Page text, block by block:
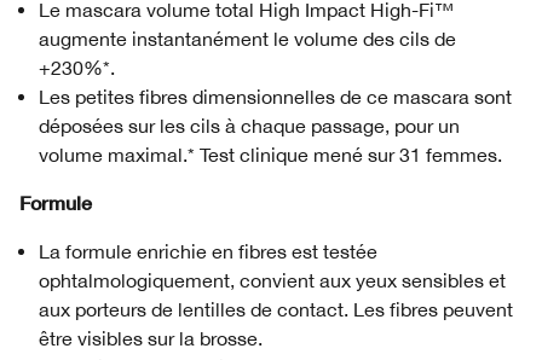
Le mascara volume total High Impact High-Fi™
augmente instantanément le volume des cils de
+230%*.
Les petites fibres dimensionnelles de ce mascara sont
déposées sur les cils à chaque passage, pour un
volume maximal.* Test clinique mené sur 31 femmes.
Formule
La formule enrichie en fibres est testée
ophtalmologiquement, convient aux yeux sensibles et
aux porteurs de lentilles de contact. Les fibres peuvent
être visibles sur la brosse.